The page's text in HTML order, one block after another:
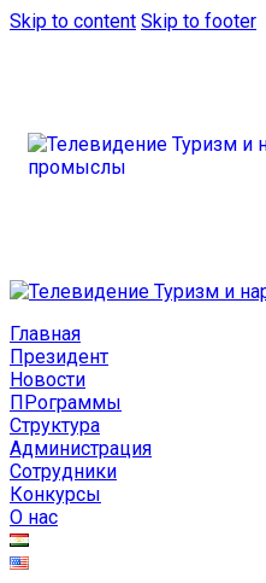
Skip to content Skip to footer
Главная
Президент
Новости
ПРограммы
Структура
Администрация
Сотрудники
Конкурсы
О нас